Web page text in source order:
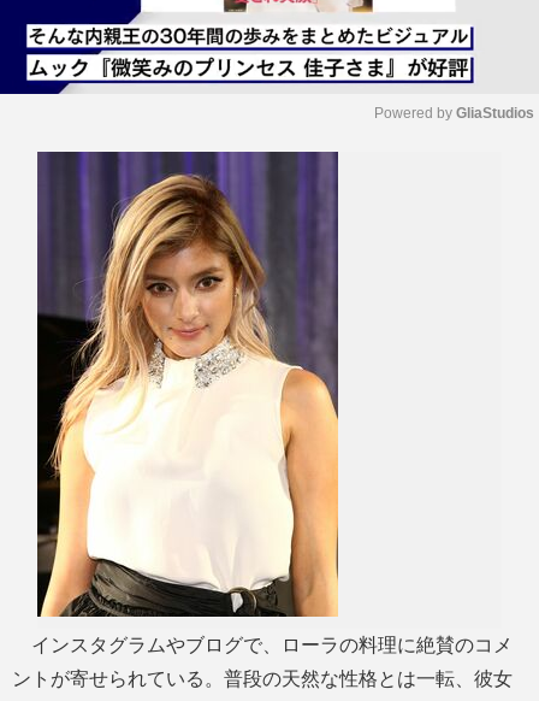
Powered by GliaStudios
インスタグラムやブログで、ローラの料理に絶賛のコメ
ントが寄せられている。普段の天然な性格とは一転、彼女